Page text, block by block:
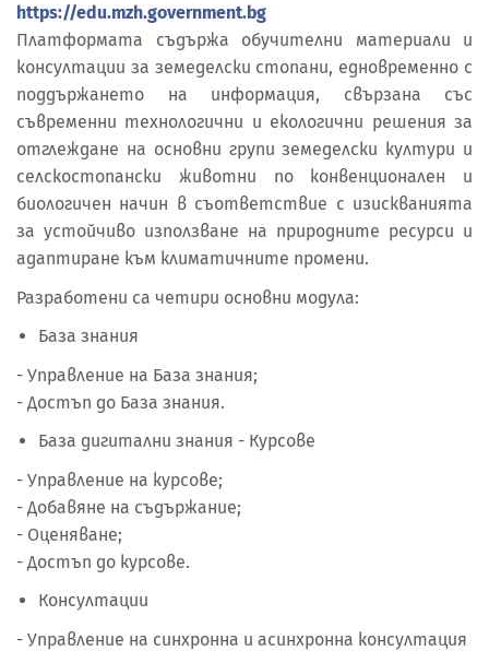
https://edu.mzh.government.bg
Платформата съдържа обучителни материали и
консултации за земеделски стопани, едновременно с
поддържането на информация, свързана със
съвременни технологични и екологични решения за
отглеждане на основни групи земеделски култури и
селскостопански животни по конвенционален и
биологичен начин в съответствие с изискванията
за устойчиво използване на природните ресурси и
адаптиране към климатичните промени.
Разработени са четири основни модула:
База знания
- Управление на База знания;
- Достъп до База знания.
База дигитални знания - Курсове
- Управление на курсове;
- Добавяне на съдържание;
- Оценяване;
- Достъп до курсове.
Консултации
- Управление на синхронна и асинхронна консултация